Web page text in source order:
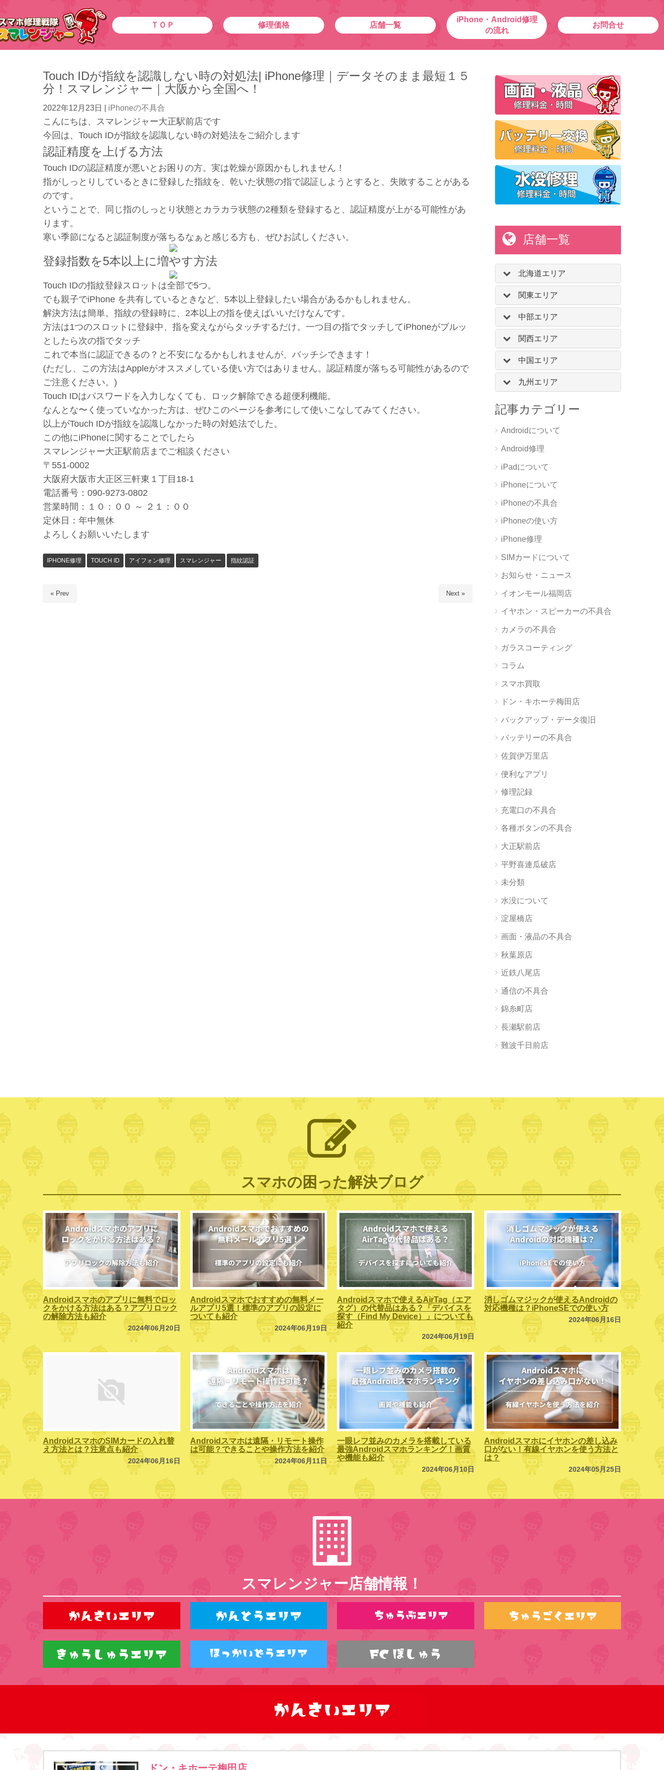
ＴＯＰ 修理価格 店舗一覧
iPhone・Android修理
の流れ
お問合せ
Touch IDが指紋を認識しない時の対処法| iPhone修理｜データそのまま最短１５
分！スマレンジャー｜大阪から全国へ！
2022年12月23日 iPhoneの不具合
こんにちは、スマレンジャー大正駅前店です
今回は、Touch IDが指紋を認識しない時の対処法をご紹介します
認証精度を上げる方法
Touch IDの認証精度が悪いとお困りの方。実は乾燥が原因かもしれません！
指がしっとりしているときに登録した指紋を、乾いた状態の指で認証しようとすると、失敗することがある
のです。
ということで、同じ指のしっとり状態とカラカラ状態の2種類を登録すると、認証精度が上がる可能性があ
ります。
寒い季節になると認証制度が落ちるなぁと感じる方も、ぜひお試しください。
登録指数を5本以上に増やす方法
Touch IDの指紋登録スロットは全部で5つ。
でも親子でiPhone を共有しているときなど、5本以上登録したい場合があるかもしれません。
解決方法は簡単。指紋の登録時に、2本以上の指を使えばいいだけなんです。
方法は1つのスロットに登録中、指を変えながらタッチするだけ。一つ目の指でタッチしてiPhoneがブルッ
としたら次の指でタッチ
これで本当に認証できるの？と不安になるかもしれませんが、バッチシできます！
(ただし、この方法はAppleがオススメしている使い方ではありません。認証精度が落ちる可能性があるので
ご注意ください。)
Touch IDはパスワードを入力しなくても、ロック解除できる超便利機能。
なんとな〜く使っていなかった方は、ぜひこのページを参考にして使いこなしてみてください。
以上がTouch IDが指紋を認識しなかった時の対処法でした。
この他にiPhoneに関することでしたら
スマレンジャー大正駅前店までご相談ください
〒551-0002
大阪府大阪市大正区三軒東１丁目18-1
電話番号：090-9273-0802
営業時間：１０：００ ～ ２１：００
定休日：年中無休
よろしくお願いいたします
IPHONE修理 TOUCH ID アイフォン修理 スマレンジャー 指紋認証
« Prev Next »
店舗一覧
北海道エリア
関東エリア
中部エリア
関西エリア
中国エリア
九州エリア
記事カテゴリー
Androidについて
Android修理
iPadについて
iPhoneについて
iPhoneの不具合
iPhoneの使い方
iPhone修理
SIMカードについて
お知らせ・ニュース
イオンモール福岡店
イヤホン・スピーカーの不具合
カメラの不具合
ガラスコーティング
コラム
スマホ買取
ドン・キホーテ梅田店
バックアップ・データ復旧
バッテリーの不具合
佐賀伊万里店
便利なアプリ
修理記録
充電口の不具合
各種ボタンの不具合
大正駅前店
平野喜連瓜破店
未分類
水没について
淀屋橋店
画面・液晶の不具合
秋葉原店
近鉄八尾店
通信の不具合
錦糸町店
長瀬駅前店
難波千日前店
スマホの困った解決ブログ
Androidスマホのアプリに無料でロッ
クをかける方法はある？アプリロック
の解除方法も紹介
2024年06月20日
Androidスマホでおすすめの無料メー
ルアプリ5選！標準のアプリの設定に
ついても紹介
2024年06月19日
Androidスマホで使えるAirTag（エア
タグ）の代替品はある？「デバイスを
探す（Find My Device）」についても
紹介
2024年06月19日
消しゴムマジックが使えるAndroidの
対応機種は？iPhoneSEでの使い方
2024年06月16日
AndroidスマホのSIMカードの入れ替
え方法とは？注意点も紹介
2024年06月16日
Androidスマホは遠隔・リモート操作
は可能？できることや操作方法を紹介
2024年06月11日
一眼レフ並みのカメラを搭載している
最強Androidスマホランキング！画質
や機能も紹介
2024年06月10日
Androidスマホにイヤホンの差し込み
口がない！有線イヤホンを使う方法と
は？
2024年05月25日
スマレンジャー店舗情報！